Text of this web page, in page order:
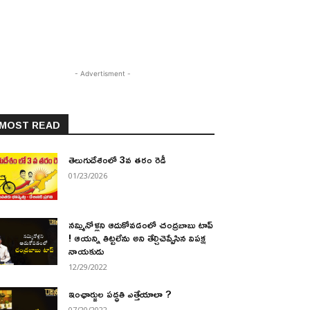
- Advertisment -
READ
తెలుగుదేశంలో 3వ తరం రెడీ
01/23/2026
నమ్మినోళ్లని ఆదుకోవడంలో చంద్రబాబు టాప్
! ఆయన్ని తిట్టలేను అని తేల్చిచెప్పేసిన విపక్ష
నాయకుడు
12/29/2022
ఇంఛార్జుల పద్ధతి ఎత్తేయాలా ?